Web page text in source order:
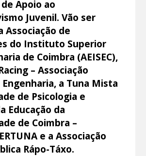
Apoio ao
Juvenil. Vão ser
Associação de
do Instituto Superior
de Coimbra (AEISEC),
– Associação
Engenharia, a Tuna Mista
de Psicologia e
Educação da
de Coimbra –
e a Associação
Rápo-Táxo.